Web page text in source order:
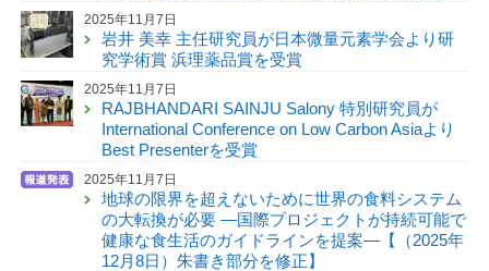
2025年11月7日
岩井 美幸 主任研究員が日本微量元素学会より研
究学術賞 浜理薬品賞を受賞
2025年11月7日
RAJBHANDARI SAINJU Salony 特別研究員が
International Conference on Low Carbon Asiaより
Best Presenterを受賞
2025年11月7日
地球の限界を超えないために世界の食料システム
の大転換が必要 —国際プロジェクトが持続可能で
健康な食生活のガイドラインを提案—【（2025年
12月8日）朱書き部分を修正】